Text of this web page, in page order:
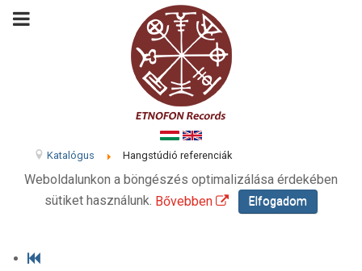
Katalógus Hangstúdió referenciák
Weboldalunkon a böngészés optimalizálása érdekében
sütiket használunk. Bővebben Elfogadom